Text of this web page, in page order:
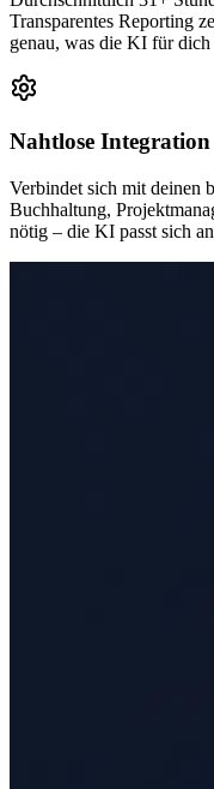
Transparentes Reporting
genau, was die KI für dich
Nahtlose Integration
Verbindet sich mit deinen
Buchhaltung,
nötig – die KI passt sich